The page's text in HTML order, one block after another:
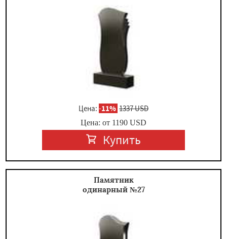
Цена: -11% 1337 USD
Цена: от 1190 USD
Купить
Памятник
одинарный №27